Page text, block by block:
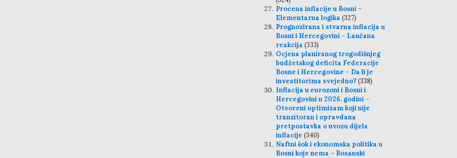
Procena inflacije u Bosni –
Elementarna logika (327)
Prognozirana i stvarna inflacija u
Bosni i Hercegovini – Lančana
reakcija (333)
Ocjena planiranog trogodišnjeg
budžetskog deficita Federacije
Bosne i Hercegovine – Da li je
investitorima svejedno?(338)
Inflacija u eurozoni i Bosni i
Hercegovini u 2026. godini –
Otvoreni optimizam koji nije
tranzitoran i opravdana
pretpostavka o uvozu dijela
inflacije (340)
Naftni šok i ekonomska politika u
Bosni koje nema – Bosanski